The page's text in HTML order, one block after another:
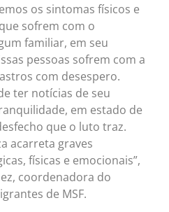
os sintomas físicos e
sofrem com o
familiar, em seu
pessoas sofrem com a
com desespero.
ter notícias de seu
em estado de
que o luto traz.
acarreta graves
físicas e emocionais”,
coordenadora do
de MSF.